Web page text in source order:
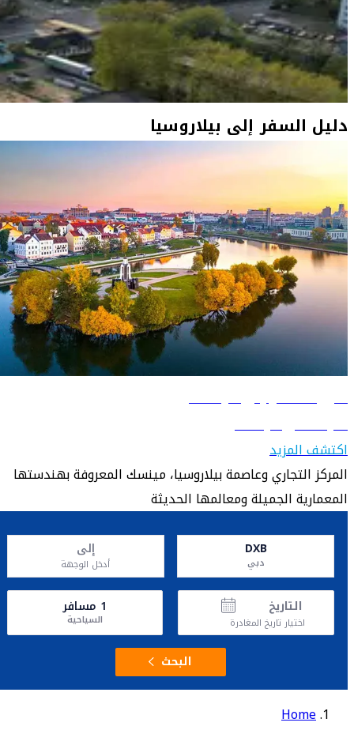
دليل السفر إلى بيلاروسيا
دليل السفر إلى مينسك
تعرّف على مينسك
اكتشف المزيد
المركز التجاري وعاصمة بيلاروسيا، مينسك المعروفة بهندستها
المعمارية الجميلة ومعالمها الحديثة
DXB
دبي
إلى
أدخل الوجهة
التاريخ
اختيار تاريخ المغادرة
1 مسافر
السياحية
البحث
Home